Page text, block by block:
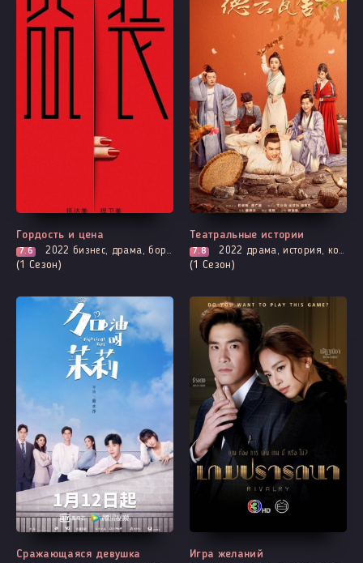
Все серии
Гордость и цена
7.6 2022 бизнес, драма, борьба за власть
(1 Сезон)
Все серии
Театральные истории
7.8 2022 драма, история, комедия, повседневность
(1 Сезон)
Все серии
Сражающаяся девушка Игра желаний